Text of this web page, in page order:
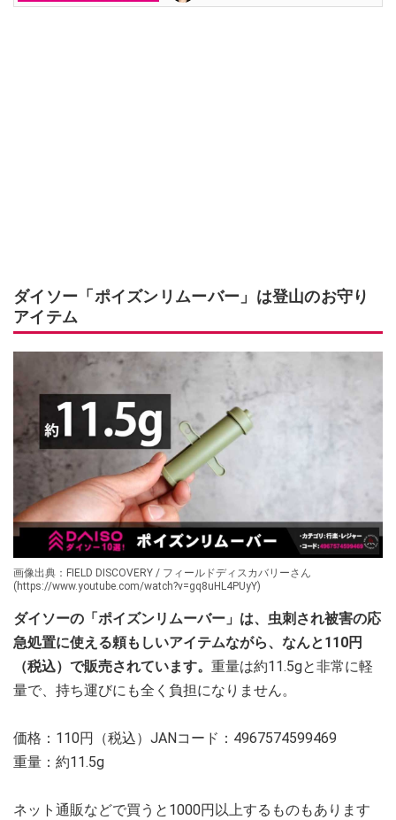
ダイソー「ポイズンリムーバー」は登山のお守り
アイテム
画像出典：FIELD DISCOVERY / フィールドディスカバリーさん
(https://www.youtube.com/watch?v=gq8uHL4PUyY)
ダイソーの「ポイズンリムーバー」は、虫刺され被害の応
急処置に使える頼もしいアイテムながら、なんと110円
（税込）で販売されています。 重量は約11.5gと非常に軽
量で、持ち運びにも全く負担になりません。
価格：110円（税込）JANコード：4967574599469
重量：約11.5g
ネット通販などで買うと1000円以上するものもあります